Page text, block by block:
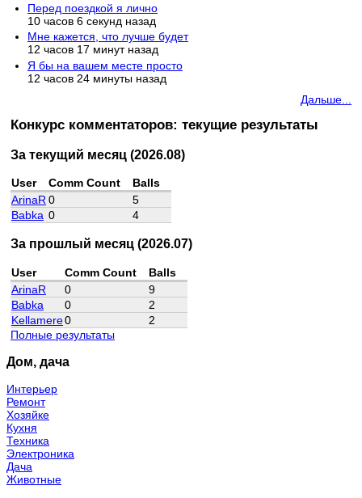
Перед поездкой я лично
10 часов 6 секунд назад
Мне кажется, что лучше будет
12 часов 17 минут назад
Я бы на вашем месте просто
12 часов 24 минуты назад
Дальше...
Конкурс комментаторов: текущие результаты
За текущий месяц (2026.08)
User Comm Count
Balls
ArinaR 0
5
Babka 0 4
За прошлый месяц (2026.07)
User Comm Count
Balls
ArinaR
0
9
Babka
0
2
Kellamere0
2
Полные результаты
Дом, дача
Интерьер
Ремонт
Хозяйке
Кухня
Техника
Электроника
Дача
Животные